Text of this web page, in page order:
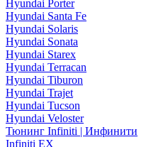
Hyundai Porter
Hyundai Santa Fe
Hyundai Solaris
Hyundai Sonata
Hyundai Starex
Hyundai Terracan
Hyundai Tiburon
Hyundai Trajet
Hyundai Tucson
Hyundai Veloster
Тюнинг Infiniti | Инфинити
Infiniti EX